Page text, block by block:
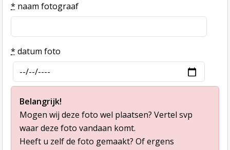
* naam fotograaf
* datum foto
Belangrijk!
Mogen wij deze foto wel plaatsen? Vertel svp
waar deze foto vandaan komt.
Heeft u zelf de foto gemaakt? Of ergens